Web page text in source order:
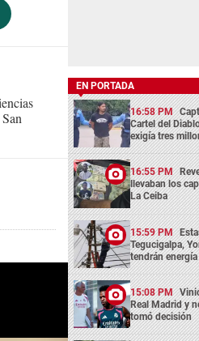
EN PORTADA
16:58 PM
Cartel del
exigía tres
16:55 PM
llevaban los
La Ceiba
15:59 PM
Tegucigalpa,
tendrán
15:08 PM
Real Madrid y
tomó decisión